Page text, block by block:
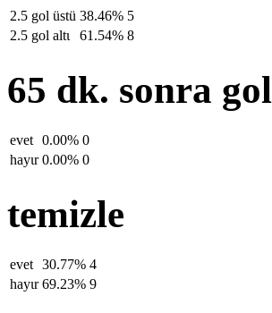
2.5 gol üstü 38.46% 5
2.5 gol altι
61.54% 8
65 dk. sonra gol
evet 0.00% 0
hayιr 0.00% 0
temizle
evet 30.77% 4
hayιr 69.23% 9